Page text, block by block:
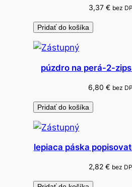
n
g
3,37 € bez
Pridať do košíka
púzdro na perá-2-
6,80 € bez
Pridať do košíka
lepiaca páska
2,82 € bez